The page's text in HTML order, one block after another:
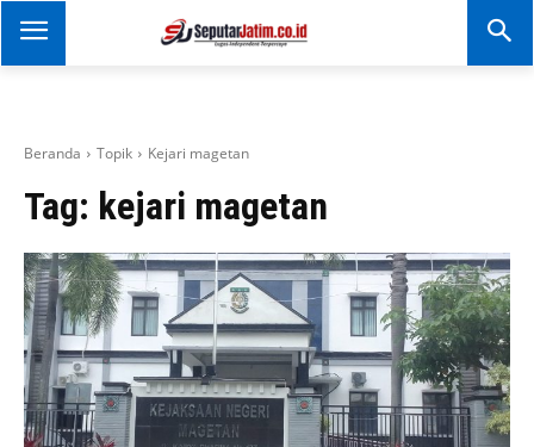
SEPUTAR JATIM
Portal Informasi Dan
Beranda Topik Kejari magetan
Tag: kejari magetan